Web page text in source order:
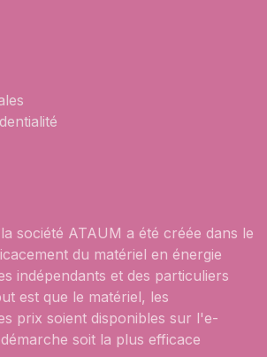
société ATAUM a été créée dans le
du matériel en énergie
indépendants et des particuliers
est que le matériel, les
prix soient disponibles sur l'e-
soit la plus efficace